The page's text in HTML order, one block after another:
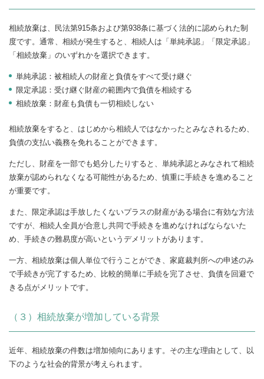
相続放棄は、民法第915条および第938条に基づく法的に認められた制
度です。通常、相続が発生すると、相続人は「単純承認」「限定承認」
「相続放棄」のいずれかを選択できます。
単純承認：被相続人の財産と負債をすべて受け継ぐ
限定承認：受け継ぐ財産の範囲内で負債を相続する
相続放棄：財産も負債も一切相続しない
相続放棄をすると、はじめから相続人ではなかったとみなされるため、
負債の支払い義務を免れることができます。
ただし、財産を一部でも処分したりすると、単純承認とみなされて相続
放棄が認められなくなる可能性があるため、慎重に手続きを進めること
が重要です。
また、限定承認は手放したくないプラスの財産がある場合に有効な方法
ですが、相続人全員が合意し共同で手続きを進めなければならないた
め、手続きの難易度が高いというデメリットがあります。
一方、相続放棄は個人単位で行うことができ、家庭裁判所への申述のみ
で手続きが完了するため、比較的簡単に手続を完了させ、負債を回避で
きる点がメリットです。
（３）相続放棄が増加している背景
近年、相続放棄の件数は増加傾向にあります。その主な理由として、以
下のような社会的背景が考えられます。